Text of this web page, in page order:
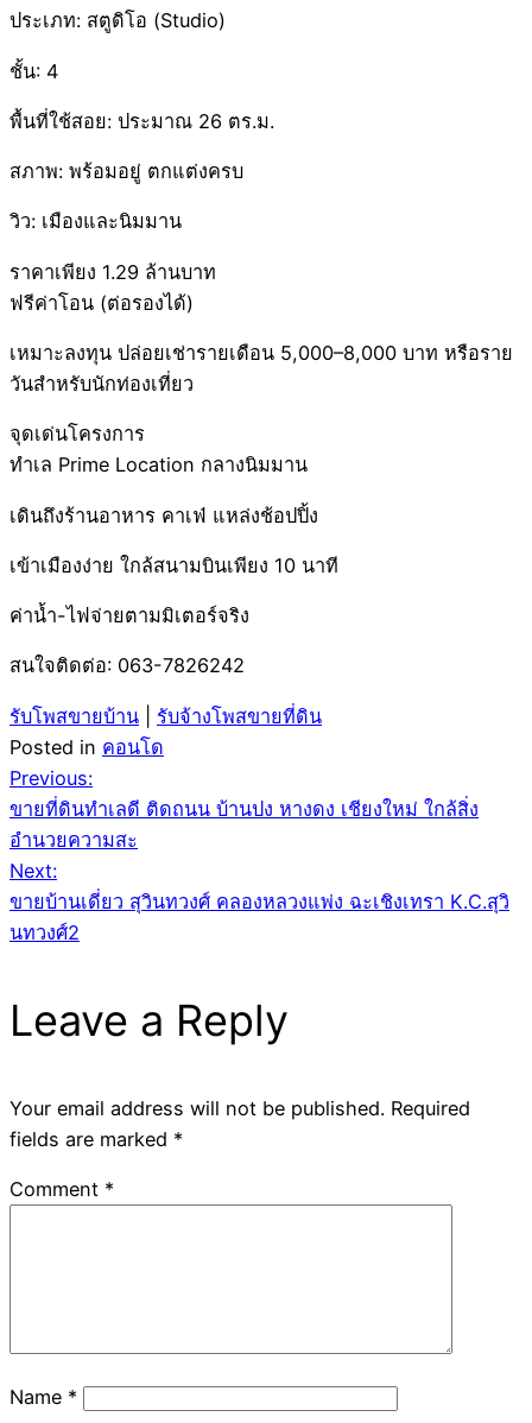
ประเภท: สตูดิโอ (Studio)
ชั้น: 4
พื้นที่ใช้สอย: ประมาณ 26 ตร.ม.
สภาพ: พร้อมอยู่ ตกแต่งครบ
วิว: เมืองและนิมมาน
ราคาเพียง 1.29 ล้านบาท
ฟรีค่าโอน (ต่อรองได้)
เหมาะลงทุน ปล่อยเช่ารายเดือน 5,000–8,000 บาท หรือราย
วันสำหรับนักท่องเที่ยว
จุดเด่นโครงการ
ทำเล Prime Location กลางนิมมาน
เดินถึงร้านอาหาร คาเฟ่ แหล่งช้อปปิ้ง
เข้าเมืองง่าย ใกล้สนามบินเพียง 10 นาที
ค่าน้ำ-ไฟจ่ายตามมิเตอร์จริง
สนใจติดต่อ: 063-7826242
รับโพสขายบ้าน
รับจ้างโพสขายที่ดิน
Posted in คอนโด
Post
navigation
Previous:
ขายที่ดินทำเลดี ติดถนน บ้านปง หางดง เชียงใหม่ ใกล้สิ่ง
อำนวยความสะ
Next:
ขายบ้านเดี่ยว สุวินทวงศ์ คลองหลวงแพ่ง ฉะเชิงเทรา K.C.สุวิ
นทวงศ์2
Leave a Reply
Your email address will not be published. Required
fields are marked *
Comment *
Name *